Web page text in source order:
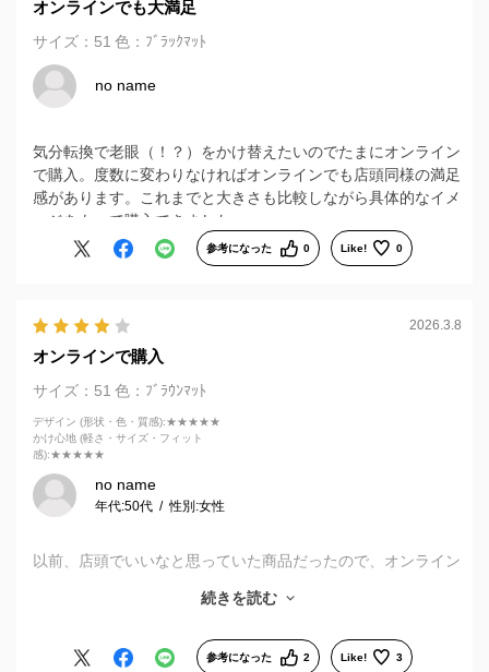
オンラインでも大満足
サイズ：51 色：ﾌﾞﾗｯｸﾏｯﾄ
no name
気分転換で老眼（！？）をかけ替えたいのでたまにオンライン
で購入。度数に変わりなければオンラインでも店頭同様の満足
感があります。これまでと大きさも比較しながら具体的なイメ
ージをもって購入できました。
参考になった 0 Like! 0
2026.3.8
オンラインで購入
サイズ：51 色：ﾌﾞﾗｳﾝﾏｯﾄ
デザイン (形状・色・質感):★★★★★
かけ心地 (軽さ・サイズ・フィット
感):★★★★★
no name
年代:50代 性別:女性
以前、店頭でいいなと思っていた商品だったので、オンライン
で、落ち着いた感じでいいです。自宅に配送してもらいました
送料がかからないとあとから気付いたので、次回は店頭受取に
続きを読む
参考になった 2 Like! 3